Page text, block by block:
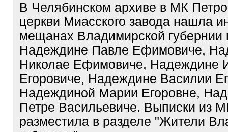
В Челябинском архиве в МК
церкви Миасского завода нашла
мещанах Владимирской губернии
Надеждине Павле Ефимовиче,
Николае Ефимовиче, Надеждине
Егоровиче, Надеждине Василии
Надеждиной Марии Егоровне,
Петре Васильевиче. Выписки из
разместила в разделе "Жители